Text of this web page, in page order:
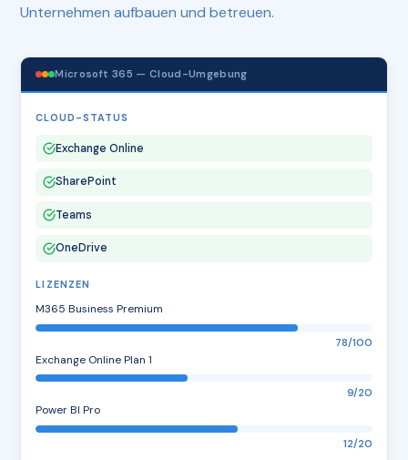
Unternehmen aufbauen und betreuen.
Microsoft 365 — Cloud-Umgebung
CLOUD-STATUS
Exchange Online
SharePoint
Teams
OneDrive
LIZENZEN
M365 Business Premium
78/100
Exchange Online Plan 1
9/20
Power BI Pro
12/20